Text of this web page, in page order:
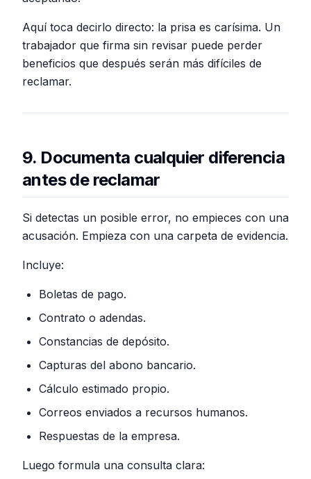
Aquí toca decirlo directo: la prisa es carísima. Un
trabajador que firma sin revisar puede perder
beneficios que después serán más difíciles de
reclamar.
9. Documenta cualquier diferencia
antes de reclamar
Si detectas un posible error, no empieces con una
acusación. Empieza con una carpeta de evidencia.
Incluye:
Boletas de pago.
Contrato o adendas.
Constancias de depósito.
Capturas del abono bancario.
Cálculo estimado propio.
Correos enviados a recursos humanos.
Respuestas de la empresa.
Luego formula una consulta clara: